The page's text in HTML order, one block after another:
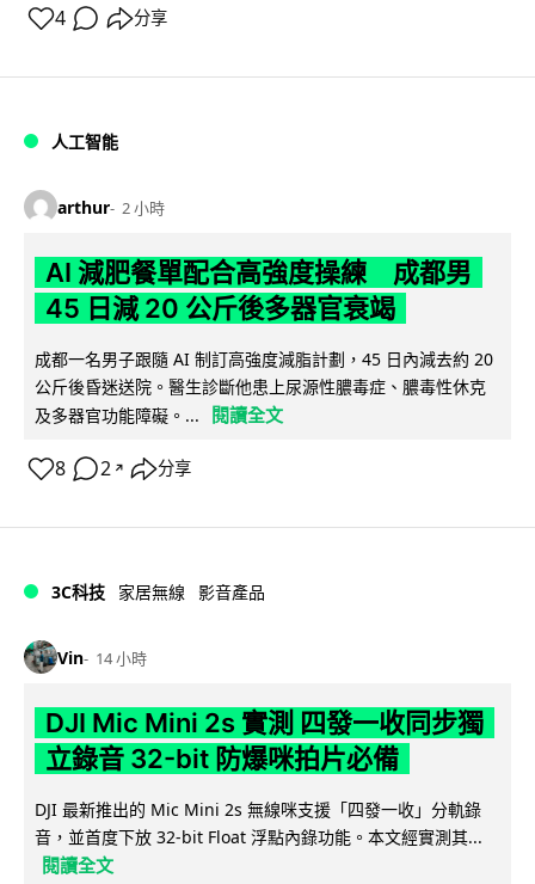
4 分享
人工智能
arthur 2 小時
AI 減肥餐單配合高強度操練 成都男
45 日減 20 公斤後多器官衰竭
成都一名男子跟隨 AI 制訂高強度減脂計劃，45 日內減去約 20
公斤後昏迷送院。醫生診斷他患上尿源性膿毒症、膿毒性休克
及多器官功能障礙。...
閱讀全文
8 2 ↗ 分享
3C科技 家居無線 影音產品
Vin 14 小時
DJI Mic Mini 2s 實測 四發一收同步獨
立錄音 32-bit 防爆咪拍片必備
DJI 最新推出的 Mic Mini 2s 無線咪支援「四發一收」分軌錄
音，並首度下放 32-bit Float 浮點內錄功能。本文經實測其...
閱讀全文